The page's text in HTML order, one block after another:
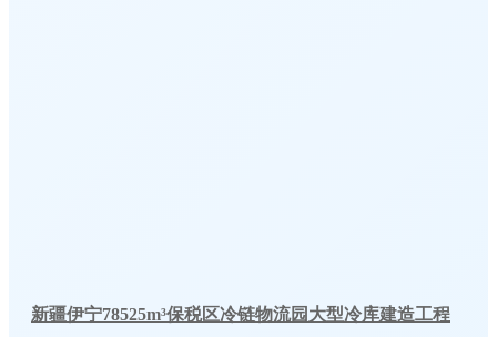
新疆伊宁78525m³保税区冷链物流园大型冷库建造工程